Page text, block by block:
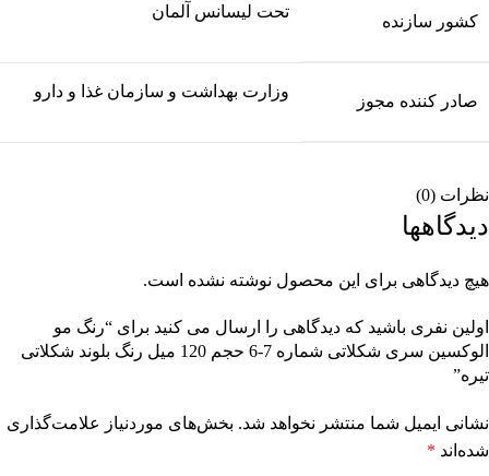
کشور سازنده
تحت لیسانس آلمان
صادر کننده مجوز
وزارت بهداشت و سازمان غذا و دارو
نظرات (0)
دیدگاهها
هیچ دیدگاهی برای این محصول نوشته نشده است.
اولین نفری باشید که دیدگاهی را ارسال می کنید برای “رنگ مو
الوکسین سری شکلاتی شماره 7-6 حجم 120 میل رنگ بلوند شکلاتی
تیره”
نشانی ایمیل شما منتشر نخواهد شد. بخش‌های موردنیاز علامت‌گذاری
شده‌اند *